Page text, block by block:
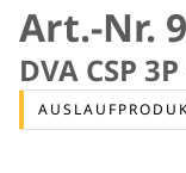
Art.-Nr.
DVA CSP